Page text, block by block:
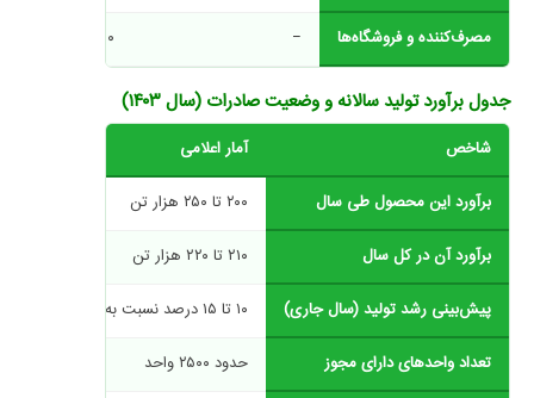
مصرف‌کننده و فروشگاه‌ها − ۱۱۰ تا ۱۳۰
جدول برآورد تولید سالانه و وضعیت صادرات (سال ۱۴۰۳)
شاخص آمار اعلامی
برآورد این محصول طی سال ۲۰۰ تا ۲۵۰ هزار تن
برآورد آن در کل سال ۲۱۰ تا ۲۲۰ هزار تن
پیش‌بینی رشد تولید (سال جاری) ۱۰ تا ۱۵ درصد نسبت به سال قبل
تعداد واحدهای دارای مجوز حدود ۲۵۰۰ واحد